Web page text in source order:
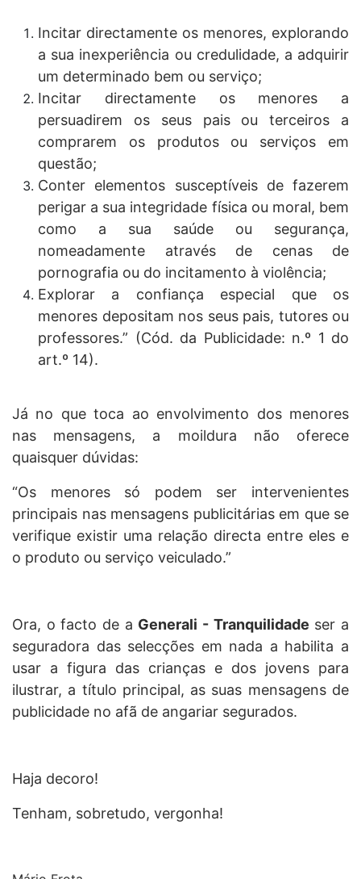
Incitar directamente os menores, explorando
a sua inexperiência ou credulidade, a adquirir
um determinado bem ou serviço;
Incitar directamente os menores a
persuadirem os seus pais ou terceiros a
comprarem os produtos ou serviços em
questão;
Conter elementos susceptíveis de fazerem
perigar a sua integridade física ou moral, bem
como a sua saúde ou segurança,
nomeadamente através de cenas de
pornografia ou do incitamento à violência;
Explorar a confiança especial que os
menores depositam nos seus pais, tutores ou
professores.” (Cód. da Publicidade: n.º 1 do
art.º 14).
Já no que toca ao envolvimento dos menores
nas mensagens, a moildura não oferece
quaisquer dúvidas:
“Os menores só podem ser intervenientes
principais nas mensagens publicitárias em que se
verifique existir uma relação directa entre eles e
o produto ou serviço veiculado.”
Ora, o facto de a Generali - Tranquilidade ser a
seguradora das selecções em nada a habilita a
usar a figura das crianças e dos jovens para
ilustrar, a título principal, as suas mensagens de
publicidade no afã de angariar segurados.
Haja decoro!
Tenham, sobretudo, vergonha!